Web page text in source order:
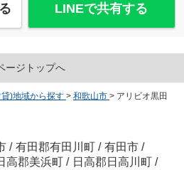
LINEで共有する
ージトップへ
)地域から探す > 和歌山市 > アリビオ黒田
/ 有田郡有田川町 / 有田市 /
高郡美浜町 / 日高郡日高川町 /